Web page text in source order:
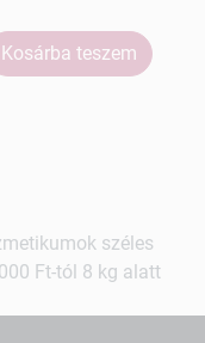
Kosárba teszem
széles
Ft-tól 8 kg alatt